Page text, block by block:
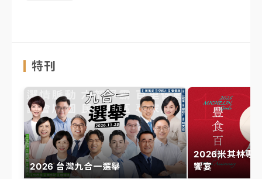
特刊
2026 台灣九合一選舉
2026米其林專
饗宴